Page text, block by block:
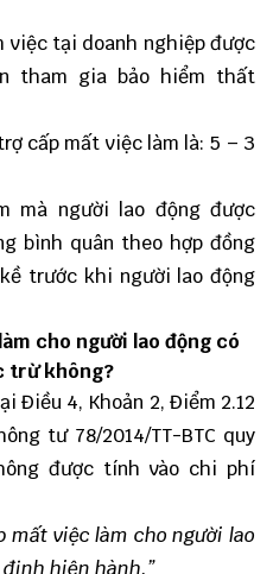
việc tại doanh nghiệp được
tham gia bảo hiểm thất
cấp mất việc làm là: 5 – 3
mà người lao động được
bình quân theo hợp đồng
trước khi người lao động
cho người lao động có
trừ không?
Điều 4, Khoản 2, Điểm 2.12
tư 78/2014/TT-BTC quy
được tính vào chi phí
mất việc làm cho người lao
hiện hành.”